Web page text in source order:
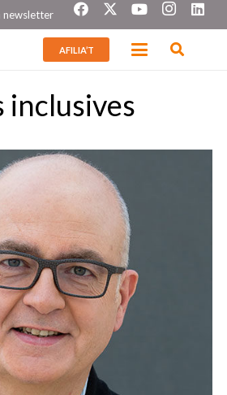
newsletter
AFILIA’T
inclusives